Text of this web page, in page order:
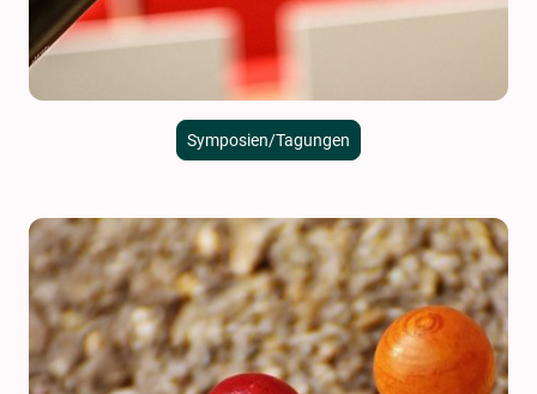
Symposien/Tagungen